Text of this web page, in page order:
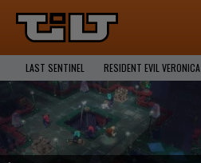
LAST SENTINEL RESIDENT EVIL VERONICA